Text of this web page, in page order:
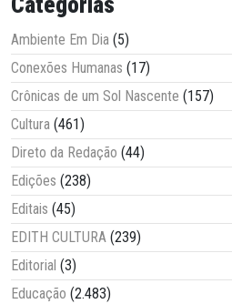
Categorias
Ambiente Em Dia (5)
Conexões Humanas (17)
Crônicas de um Sol Nascente (157)
Cultura (461)
Direto da Redação (44)
Edições (238)
Editais (45)
EDITH CULTURA (239)
Editorial (3)
Educação (2.483)